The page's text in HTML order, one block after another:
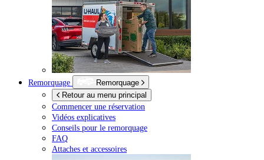
Remorquage
Remorquage
Retour au menu principal
Commencer une réservation
Vidéos explicatives
Conseils pour le remorquage
FAQ
Attaches et accessoires